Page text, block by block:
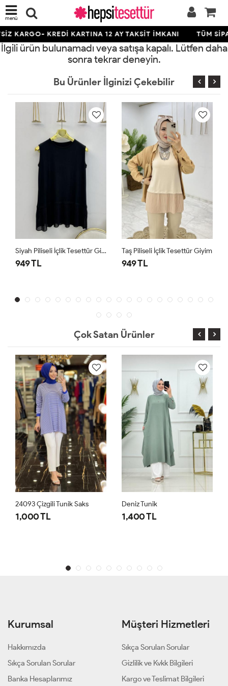
menü
KARGO- KREDİ KARTINA 12 AY TAKSİT İMKANI TÜM
İlgili ürün bulunamadı veya satışa kapalı. Lütfen daha
sonra tekrar deneyin.
Bu Ürünler İlginizi Çekebilir
Siyah Piliseli İçlik Tesettür Giyim
949 TL
Taş Piliseli İçlik Tesettür Giyim
949 TL
Çok Satan Ürünler
24093 Çizgili Tunik Saks
1,000 TL
Deniz Tunik
1,400 TL
Kurumsal
Hakkımızda
Sıkça Sorulan Sorular
Banka Hesaplarımız
Müşteri Hizmetleri
Sıkça Sorulan Sorular
Gizlilik ve Kvkk Bilgileri
Kargo ve Teslimat Bilgileri